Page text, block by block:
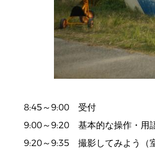
8:45～9:00 受付
9:00～9:20 基本的な操作・用
9:20～9:35 撮影してみよう（